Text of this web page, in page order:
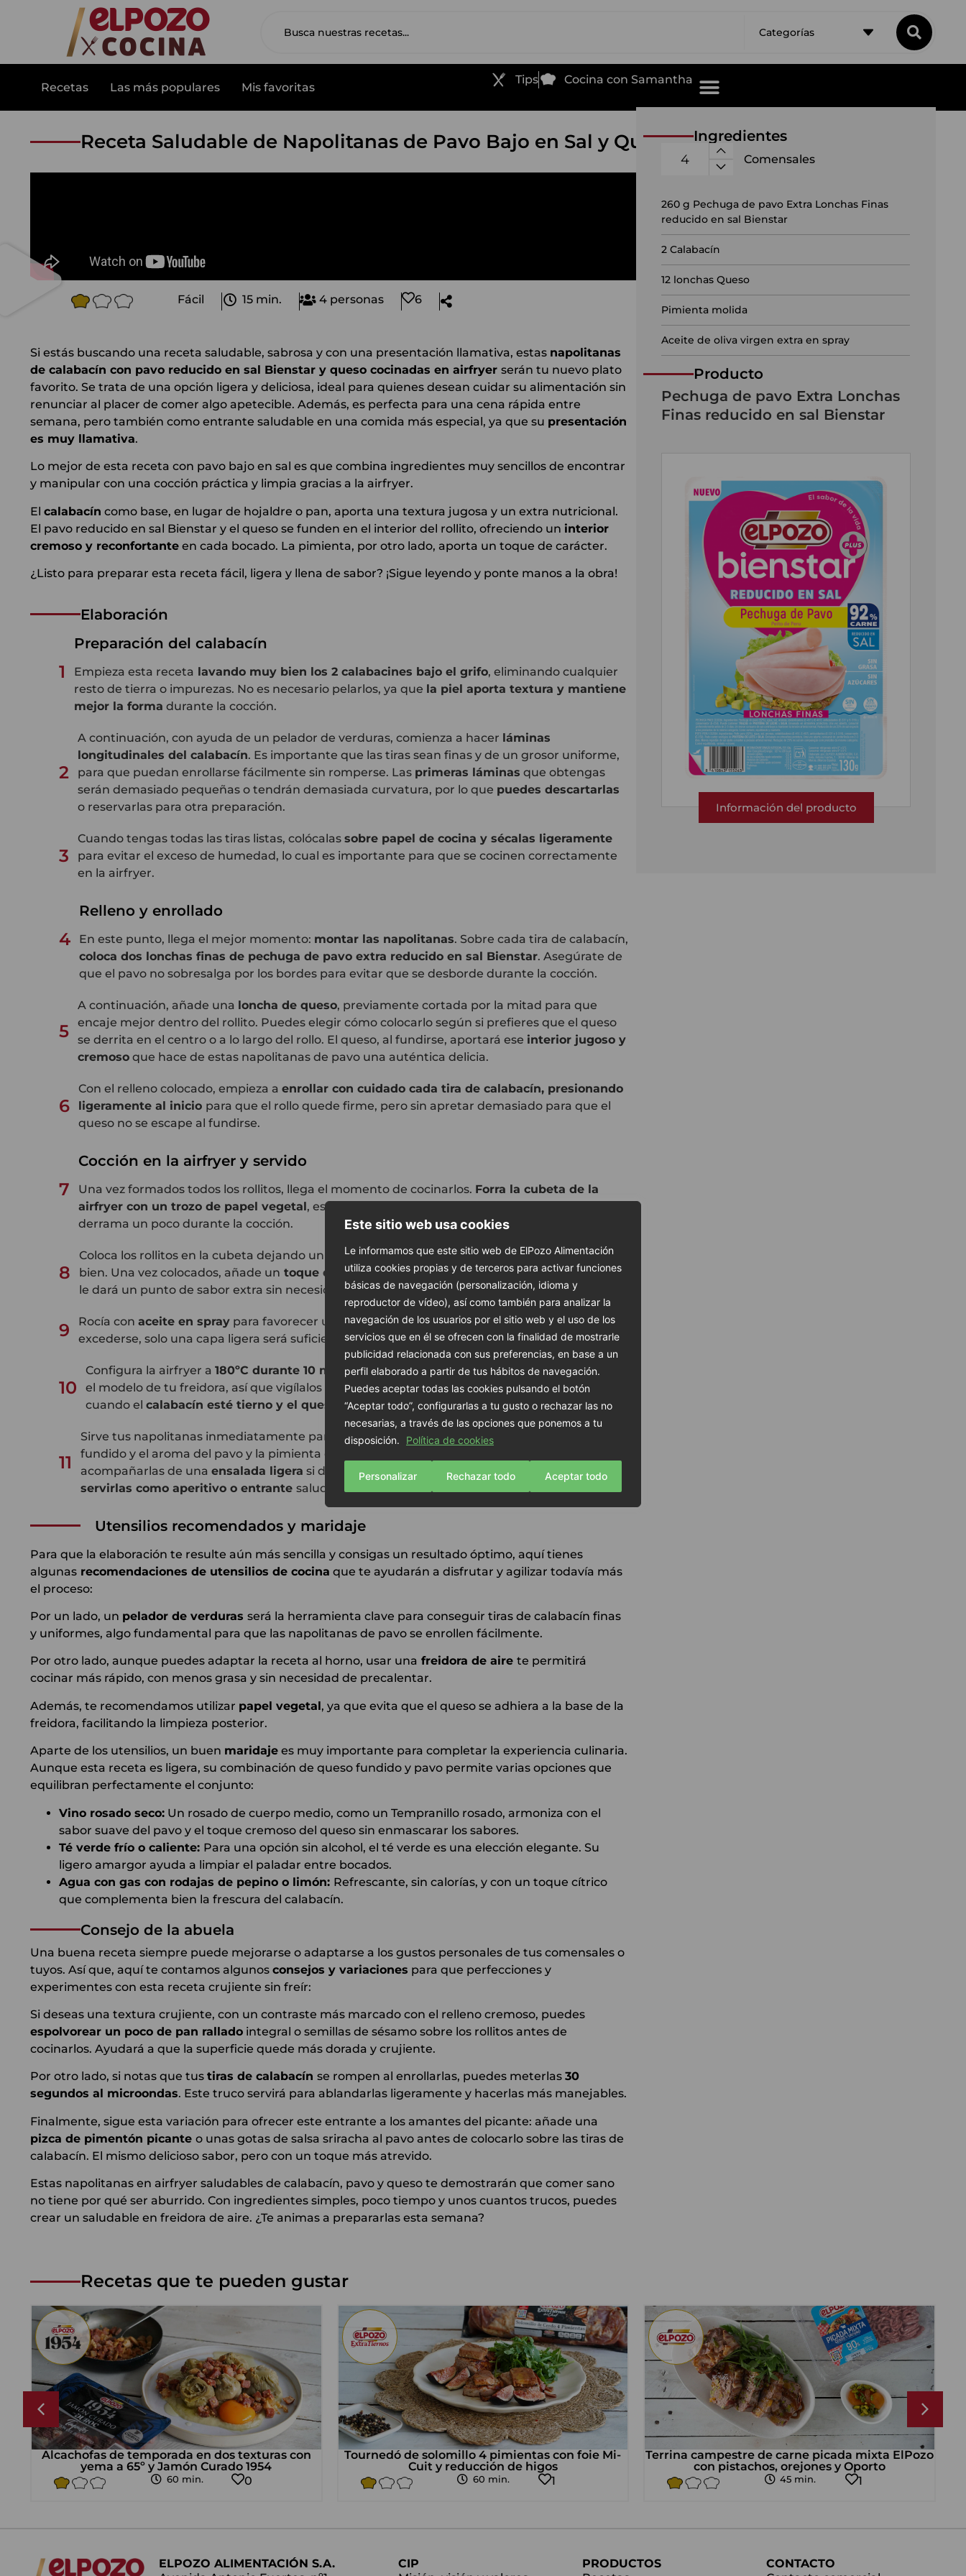
Este sitio web usa cookies
Le informamos que este sitio web de ElPozo Alimentación
utiliza cookies propias y de terceros para activar funciones
básicas de navegación (personalización, idioma y
reproductor de vídeo), así como también para analizar la
navegación de los usuarios por el sitio web y el uso de los
servicios que en él se ofrecen con la finalidad de mostrarle
publicidad relacionada con sus preferencias, en base a un
perfil elaborado a partir de tus hábitos de navegación.
Puedes aceptar todas las cookies pulsando el botón
“Aceptar todo”, configurarlas a tu gusto o rechazar las no
necesarias, a través de las opciones que ponemos a tu
disposición.
Política de cookies
Personalizar Rechazar todo Aceptar todo
Categorías
Recetas Las más populares Mis favoritas
Tips Cocina con Samantha
Receta Saludable de Napolitanas de Pavo Bajo en Sal y Queso en Airfryer
Fácil 15 min. 4 personas 6
Si estás buscando una receta saludable, sabrosa y con una presentación llamativa, estas napolitanas
de calabacín con pavo reducido en sal Bienstar y queso cocinadas en airfryer serán tu nuevo plato
favorito. Se trata de una opción ligera y deliciosa, ideal para quienes desean cuidar su alimentación sin
renunciar al placer de comer algo apetecible. Además, es perfecta para una cena rápida entre
semana, pero también como entrante saludable en una comida más especial, ya que su presentación
es muy llamativa.
Lo mejor de esta receta con pavo bajo en sal es que combina ingredientes muy sencillos de encontrar
y manipular con una cocción práctica y limpia gracias a la airfryer.
El calabacín como base, en lugar de hojaldre o pan, aporta una textura jugosa y un extra nutricional.
El pavo reducido en sal Bienstar y el queso se funden en el interior del rollito, ofreciendo un interior
cremoso y reconfortante en cada bocado. La pimienta, por otro lado, aporta un toque de carácter.
¿Listo para preparar esta receta fácil, ligera y llena de sabor? ¡Sigue leyendo y ponte manos a la obra!
Elaboración
1
Preparación del calabacín
Empieza esta receta lavando muy bien los 2 calabacines bajo el grifo, eliminando cualquier
resto de tierra o impurezas. No es necesario pelarlos, ya que la piel aporta textura y mantiene
mejor la forma durante la cocción.
2
A continuación, con ayuda de un pelador de verduras, comienza a hacer láminas
longitudinales del calabacín. Es importante que las tiras sean finas y de un grosor uniforme,
para que puedan enrollarse fácilmente sin romperse. Las primeras láminas que obtengas
serán demasiado pequeñas o tendrán demasiada curvatura, por lo que puedes descartarlas
o reservarlas para otra preparación.
3
Cuando tengas todas las tiras listas, colócalas sobre papel de cocina y sécalas ligeramente
para evitar el exceso de humedad, lo cual es importante para que se cocinen correctamente
en la airfryer.
4
Relleno y enrollado
En este punto, llega el mejor momento: montar las napolitanas. Sobre cada tira de calabacín,
coloca dos lonchas finas de pechuga de pavo extra reducido en sal Bienstar. Asegúrate de
que el pavo no sobresalga por los bordes para evitar que se desborde durante la cocción.
5
A continuación, añade una loncha de queso, previamente cortada por la mitad para que
encaje mejor dentro del rollito. Puedes elegir cómo colocarlo según si prefieres que el queso
se derrita en el centro o a lo largo del rollo. El queso, al fundirse, aportará ese interior jugoso y
cremoso que hace de estas napolitanas de pavo una auténtica delicia.
6
Con el relleno colocado, empieza a enrollar con cuidado cada tira de calabacín, presionando
ligeramente al inicio para que el rollo quede firme, pero sin apretar demasiado para que el
queso no se escape al fundirse.
7
Cocción en la airfryer y servido
Una vez formados todos los rollitos, llega el momento de cocinarlos. Forra la cubeta de la
airfryer con un trozo de papel vegetal, esto te ayudará a evitar que el queso se pegue si se
derrama un poco durante la cocción.
8
Coloca los rollitos en la cubeta dejando un pequeño espacio entre ellos para que el aire circule
bien. Una vez colocados, añade un toque de pimienta molida al gustosobre cada uno. Esto
le dará un punto de sabor extra sin necesidad de usar sal adicional.
9 Rocía con aceite en spray para favorecer un acabado más dorado y sabroso. No es necesario
excederse, solo una capa ligera será suficiente.
10
Configura la airfryer a 180ºC durante 10 minutos . El tiempo puede variar ligeramente según
el modelo de tu freidora, así que vigílalos durante los últimos minutos. Sabrás que están listas
cuando el calabacín esté tierno y el queso burbujee ligeramenteen los extremos.
11
Sirve tus napolitanas inmediatamente para disfrutarlas calientes, cuando el queso está
fundido y el aroma del pavo y la pimienta está en su máximo esplendor. Puedes
acompañarlas de una ensalada ligera si deseas un plato más completo, o simplemente
servirlas como aperitivo o entrante saludable.
Utensilios recomendados y maridaje
Para que la elaboración te resulte aún más sencilla y consigas un resultado óptimo, aquí tienes
algunas recomendaciones de utensilios de cocina que te ayudarán a disfrutar y agilizar todavía más
el proceso:
Por un lado, un pelador de verduras será la herramienta clave para conseguir tiras de calabacín finas
y uniformes, algo fundamental para que las napolitanas de pavo se enrollen fácilmente.
Por otro lado, aunque puedes adaptar la receta al horno, usar una freidora de aire te permitirá
cocinar más rápido, con menos grasa y sin necesidad de precalentar.
Además, te recomendamos utilizar papel vegetal, ya que evita que el queso se adhiera a la base de la
freidora, facilitando la limpieza posterior.
Aparte de los utensilios, un buen maridaje es muy importante para completar la experiencia culinaria.
Aunque esta receta es ligera, su combinación de queso fundido y pavo permite varias opciones que
equilibran perfectamente el conjunto:
Vino rosado seco: Un rosado de cuerpo medio, como un Tempranillo rosado, armoniza con el
sabor suave del pavo y el toque cremoso del queso sin enmascarar los sabores.
Té verde frío o caliente: Para una opción sin alcohol, el té verde es una elección elegante. Su
ligero amargor ayuda a limpiar el paladar entre bocados.
Agua con gas con rodajas de pepino o limón: Refrescante, sin calorías, y con un toque cítrico
que complementa bien la frescura del calabacín.
Consejo de la abuela
Una buena receta siempre puede mejorarse o adaptarse a los gustos personales de tus comensales o
tuyos. Así que, aquí te contamos algunos consejos y variaciones para que perfecciones y
experimentes con esta receta crujiente sin freír:
Si deseas una textura crujiente, con un contraste más marcado con el relleno cremoso, puedes
espolvorear un poco de pan rallado integral o semillas de sésamo sobre los rollitos antes de
cocinarlos. Ayudará a que la superficie quede más dorada y crujiente.
Por otro lado, si notas que tus tiras de calabacín se rompen al enrollarlas, puedes meterlas 30
segundos al microondas. Este truco servirá para ablandarlas ligeramente y hacerlas más manejables.
Finalmente, sigue esta variación para ofrecer este entrante a los amantes del picante: añade una
pizca de pimentón picante o unas gotas de salsa sriracha al pavo antes de colocarlo sobre las tiras de
calabacín. El mismo delicioso sabor, pero con un toque más atrevido.
Estas napolitanas en airfryer saludables de calabacín, pavo y queso te demostrarán que comer sano
no tiene por qué ser aburrido. Con ingredientes simples, poco tiempo y unos cuantos trucos, puedes
crear un saludable en freidora de aire. ¿Te animas a prepararlas esta semana?
Ingredientes
Comensales
260 g Pechuga de pavo Extra Lonchas Finas
reducido en sal Bienstar
2 Calabacín
12 lonchas Queso
Pimienta molida
Aceite de oliva virgen extra en spray
Producto
Pechuga de pavo Extra Lonchas
Finas reducido en sal Bienstar
Información del producto
Recetas que te pueden gustar
Alcachofas de temporada en dos texturas con
yema a 65º y Jamón Curado 1954
60 min. 0
Tournedó de solomillo 4 pimientas con foie Mi-
Cuit y reducción de higos
60 min. 1
Terrina campestre de carne picada mixta ElPozo
con pistachos, orejones y Oporto
45 min. 1
ELPOZO ALIMENTACIÓN S.A.
CIP
PRODUCTOS
CONTACTO